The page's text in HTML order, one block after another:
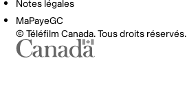
Notes légales
MaPayeGC
© Téléfilm Canada. Tous droits réservés.